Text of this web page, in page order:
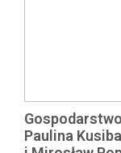
Paulina